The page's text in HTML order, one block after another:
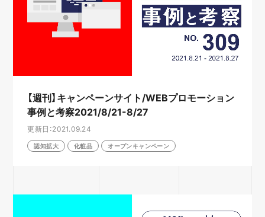
【週刊】キャンペーンサイト/WEBプロモーション
事例と考察2021/8/21-8/27
更新日：2021.09.24
認知拡大 化粧品 オープンキャンペーン